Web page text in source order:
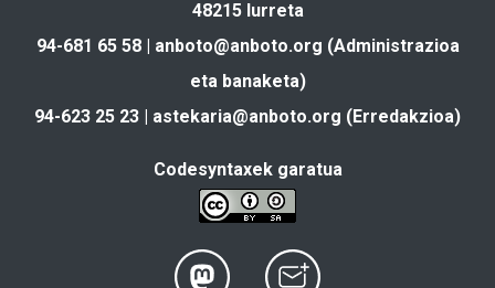
48215 Iurreta
94-681 65 58 | anboto@anboto.org (Administrazioa
eta banaketa)
94-623 25 23 | astekaria@anboto.org (Erredakzioa)
Codesyntaxek garatua